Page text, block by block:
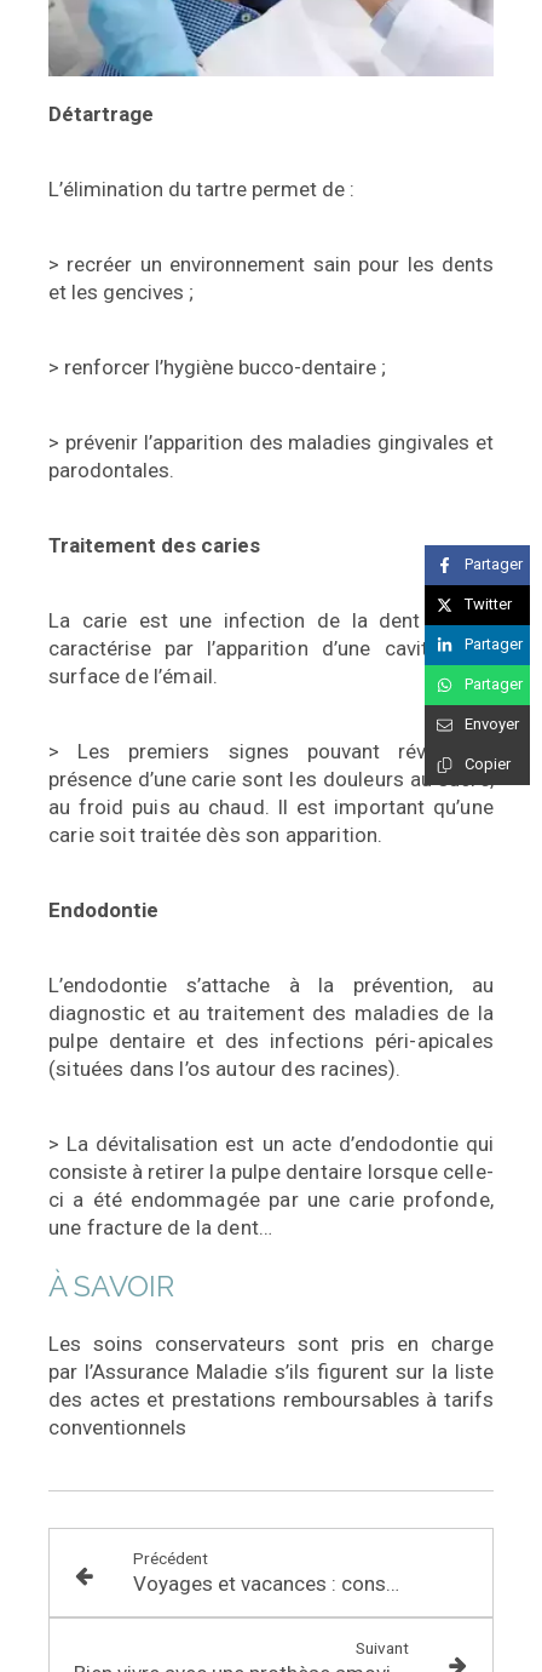
Détartrage
L’élimination du tartre permet de :
> recréer un environnement sain pour les dents
et les gencives ;
> renforcer l’hygiène bucco-dentaire ;
> prévenir l’apparition des maladies gingivales et
parodontales.
Traitement des caries
La carie est une infection de la dent qui se
caractérise par l’apparition d’une cavité à la
surface de l’émail.
> Les premiers signes pouvant révéler la
présence d’une carie sont les douleurs au sucre,
au froid puis au chaud. Il est important qu’une
carie soit traitée dès son apparition.
Endodontie
L’endodontie s’attache à la prévention, au
diagnostic et autraitement des maladies de la
pulpe dentaire et des infections péri-apicales
(situées dans l’os autour des racines).
> La dévitalisation est un acte d’endodontie qui
consiste à retirer la pulpe dentaire lorsque celle-
ci a été endommagée par une carie profonde,
une fracture de la dent…
À SAVOIR
Les soins conservateurs sont pris en charge
par l’Assurance Maladie s’ils figurent sur la liste
des actes et prestations remboursables à tarifs
conventionnels
Précédent
Voyages et vacances : conseils pratiques
Suivant
Partager
Twitter
Partager
Partager
Envoyer
Copier